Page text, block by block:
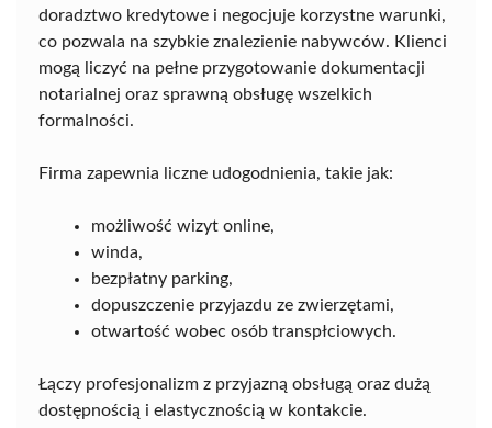
doradztwo kredytowe i negocjuje korzystne warunki,
co pozwala na szybkie znalezienie nabywców. Klienci
mogą liczyć na pełne przygotowanie dokumentacji
notarialnej oraz sprawną obsługę wszelkich
formalności.
Firma zapewnia liczne udogodnienia, takie jak:
możliwość wizyt online,
winda,
bezpłatny parking,
dopuszczenie przyjazdu ze zwierzętami,
otwartość wobec osób transpłciowych.
Łączy profesjonalizm z przyjazną obsługą oraz dużą
dostępnością i elastycznością w kontakcie.